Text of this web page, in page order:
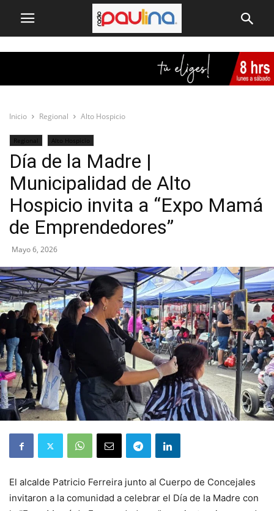
Inicio Regional Alto Hospicio
Regional Alto Hospicio
Día de la Madre |
Municipalidad de Alto
Hospicio invita a “Expo Mamá
de Emprendedores”
Mayo 6, 2026
El alcalde Patricio Ferreira junto al Cuerpo de Concejales
invitaron a la comunidad a celebrar el Día de la Madre con